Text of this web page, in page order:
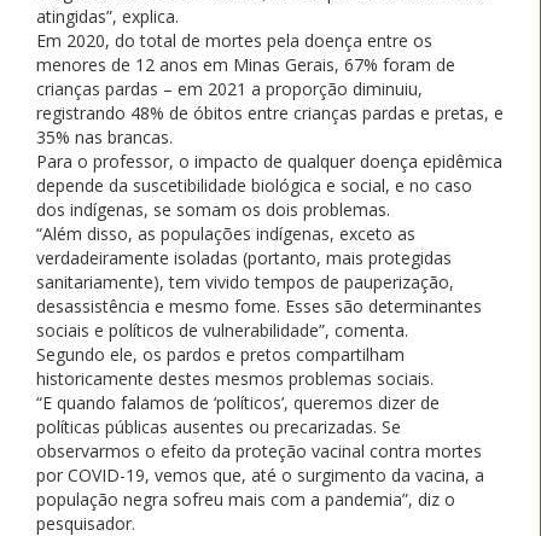
atingidas”, explica.
Em 2020, do total de mortes pela doença entre os
menores de 12 anos em Minas Gerais, 67% foram de
crianças pardas – em 2021 a proporção diminuiu,
registrando 48% de óbitos entre crianças pardas e pretas, e
35% nas brancas.
Para o professor, o impacto de qualquer doença epidêmica
depende da suscetibilidade biológica e social, e no caso
dos indígenas, se somam os dois problemas.
“Além disso, as populações indígenas, exceto as
verdadeiramente isoladas (portanto, mais protegidas
sanitariamente), tem vivido tempos de pauperização,
desassistência e mesmo fome. Esses são determinantes
sociais e políticos de vulnerabilidade”, comenta.
Segundo ele, os pardos e pretos compartilham
historicamente destes mesmos problemas sociais.
“E quando falamos de ‘políticos’, queremos dizer de
políticas públicas ausentes ou precarizadas. Se
observarmos o efeito da proteção vacinal contra mortes
por COVID-19, vemos que, até o surgimento da vacina, a
população negra sofreu mais com a pandemia”, diz o
pesquisador.